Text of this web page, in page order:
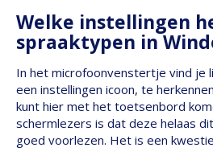
Welke instellingen
spraaktypen in
In het microfoonvenstertje vind je
een instellingen icoon, te
kunt hier met het toetsenbord
schermlezers is dat deze helaas
goed voorlezen. Het is een